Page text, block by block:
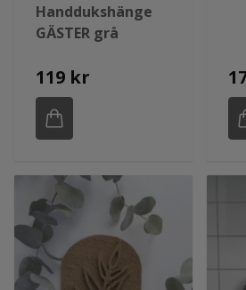
Handdukshänge
GÄSTER grå
119 kr